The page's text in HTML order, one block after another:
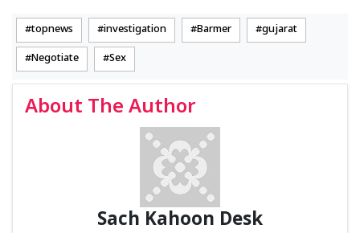
topnews investigation Barmer gujarat
Negotiate Sex
About The Author
Sach Kahoon Desk